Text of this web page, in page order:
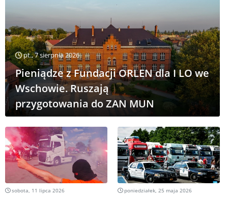
pt., 7 sierpnia 2026
Pieniądze z Fundacji ORLEN dla I LO we
Wschowie. Ruszają
przygotowania do ZAN MUN
sobota, 11 lipca 2026 poniedziałek, 25 maja 2026